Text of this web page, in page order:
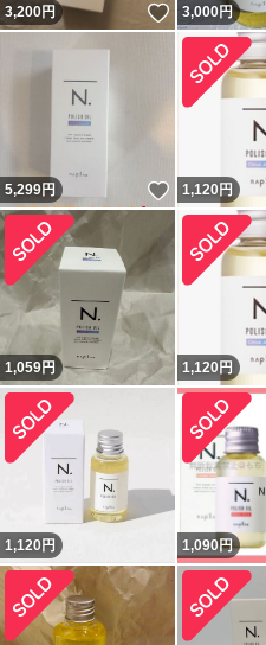
3,200円 いいね！
3,000円
5,299円 いいね！
1,120 円
1,059円 1,120 円
1,120 円 1,090円